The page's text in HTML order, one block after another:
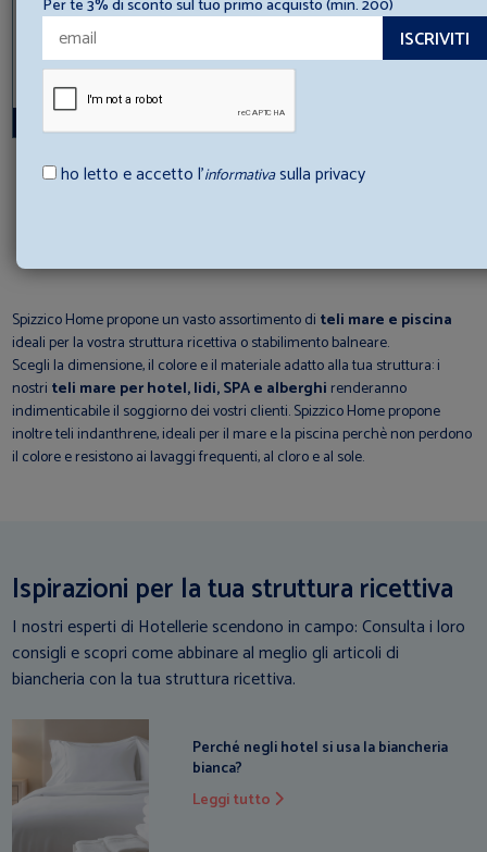
TELO MASSAGGIO SPA 400gr
Spizzico Home propone un vasto assortimento di teli mare e piscina
ideali per la vostra struttura ricettiva o stabilimento balneare.
Scegli la dimensione, il colore e il materiale adatto alla tua struttura: i
nostri teli mare per hotel, lidi, SPA e alberghi renderanno
indimenticabile il soggiorno dei vostri clienti. Spizzico Home propone
inoltre teli indanthrene, ideali per il mare e la piscina perchè non perdono
il colore e resistono ai lavaggi frequenti, al cloro e al sole.
Ispirazioni per la tua struttura ricettiva
I nostri esperti di Hotellerie scendono in campo: Consulta i loro
consigli e scopri come abbinare al meglio gli articoli di
biancheria con la tua struttura ricettiva.
Perché negli hotel si usa la biancheria
bianca?
Leggi tutto
Per te 3% di sconto sul tuo primo acquisto (min. 200)
ho letto e accetto l’informativasulla privacy